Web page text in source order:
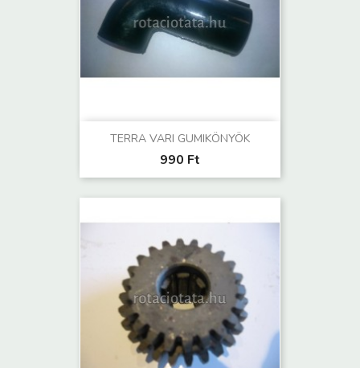
TERRA VARI GUMIKÖNYÖK
990 Ft